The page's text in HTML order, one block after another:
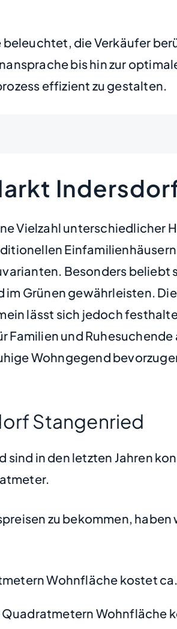
die Verkäufer
bis hin zur
effizient zu gestalten.
Vielzahl unterschiedlicher
Besonders beliebt
Grünen gewährleisten.
lässt sich jedoch
und
Wohngegend
Stangenried
sind in den letzten Jahren
zu bekommen,
Wohnfläche kostet
Quadratmetern Wohnfläche